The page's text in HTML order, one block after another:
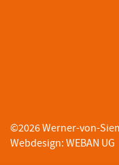
©2026Werner-von-
Webdesign: WEBAN UG